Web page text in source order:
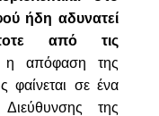
ήδη αδυνατεί
από τις
η απόφαση της
φαίνεται σε ένα
Διεύθυνσης της